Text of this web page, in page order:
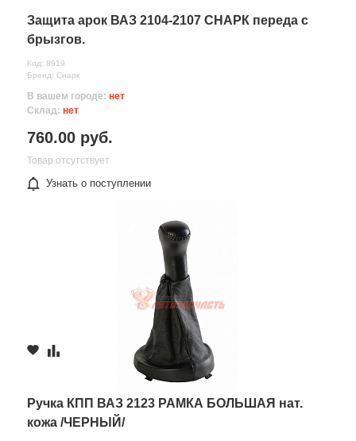
Защита арок ВАЗ 2104-2107 СНАРК переда с
брызгов.
Код: 8919
Бренд: Снарк
В вашем городе: нет
Склад: нет
760.00 руб.
Товар отсутствует
Узнать о поступлении
Ручка КПП ВАЗ 2123 РАМКА БОЛЬШАЯ нат.
кожа /ЧЕРНЫЙ/